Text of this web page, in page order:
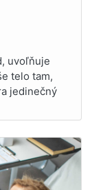
uvoľňuje
telo tam,
jedinečný